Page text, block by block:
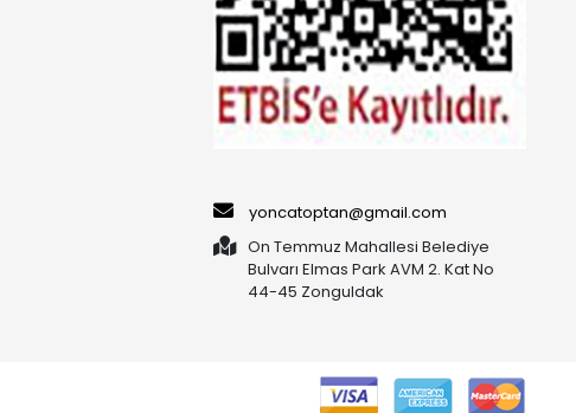
yoncatoptan@gmail.com
On Temmuz Mahallesi Belediye
Bulvarı Elmas Park AVM 2. Kat No
44-45 Zonguldak